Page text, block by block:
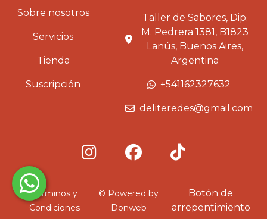
Sobre nosotros
Servicios
Tienda
Suscripción
Taller de Sabores, Dip.
M. Pedrera 1381, B1823
Lanús, Buenos Aires,
Argentina
+541162327632
deliteredes@gmail.com
Términos y
Condiciones
© Powered by
Donweb
Botón de
arrepentimiento